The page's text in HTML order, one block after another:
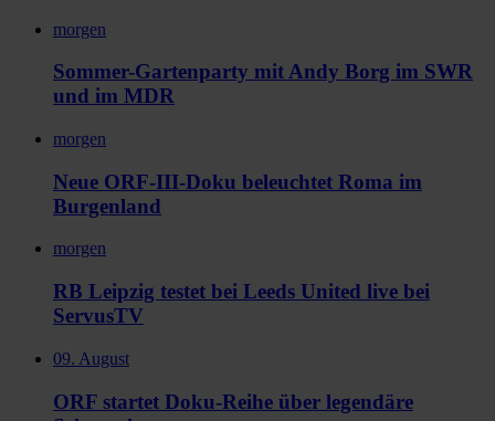
morgen
Sommer-Gartenparty mit Andy Borg im SWR
und im MDR
morgen
Neue ORF-III-Doku beleuchtet Roma im
Burgenland
morgen
RB Leipzig testet bei Leeds United live bei
ServusTV
09. August
ORF startet Doku-Reihe über legendäre